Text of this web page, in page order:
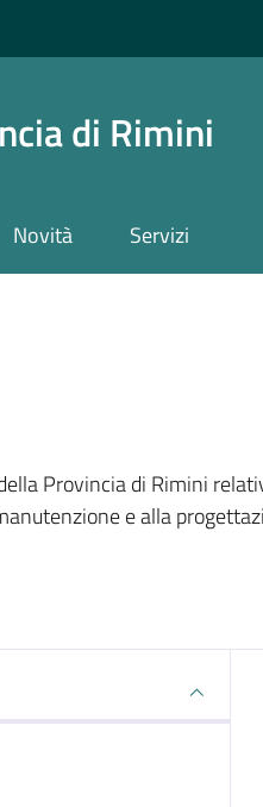
di Rimini
Novità Servizi
notizia
Provincia di Rimini
e alla